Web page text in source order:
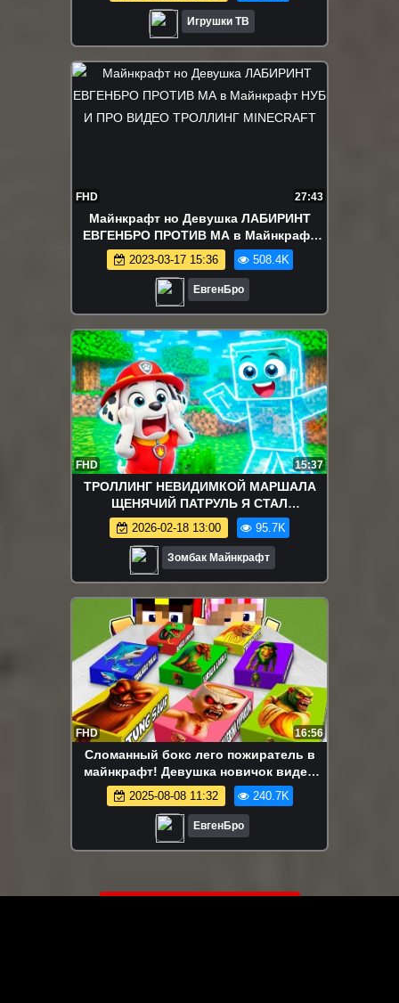
Игрушки ТВ
FHD 27:43
Майнкрафт но Девушка ЛАБИРИНТ
ЕВГЕНБРО ПРОТИВ МА в Майнкрафт
НУБ И ПРО ВИДЕО ТРОЛЛИНГ
MINECRAFT
2023-03-17 15:36 508.4K
ЕвгенБро
FHD 15:37
ТРОЛЛИНГ НЕВИДИМКОЙ МАРШАЛА
ЩЕНЯЧИЙ ПАТРУЛЬ Я СТАЛ
НЕВИДИМЫМ и ЗАТРОЛЛИЛ МАРШАЛА
в МАЙНКРАФТ
2026-02-18 13:00 95.7K
Зомбак Майнкрафт
FHD 16:56
Сломанный бокс лего пожиратель в
майнкрафт! Девушка новичок видео
minecraft
2025-08-08 11:32 240.7K
ЕвгенБро